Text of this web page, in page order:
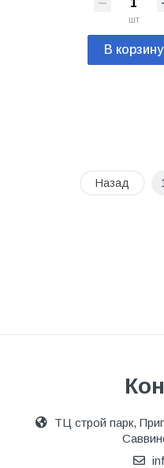
шт
В корзину
Назад 1
ТЦ строй парк,